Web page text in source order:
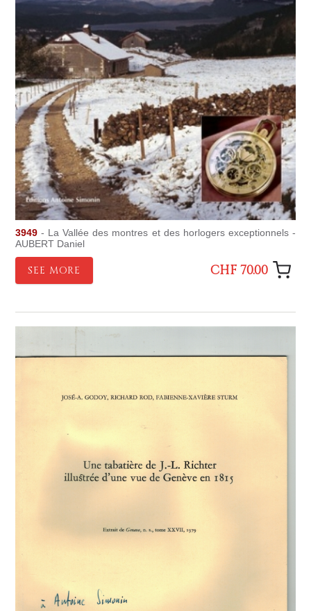
3949 - La Vallée des montres et des horlogers exceptionnels -
AUBERT Daniel
SEE MORE CHF 70.00